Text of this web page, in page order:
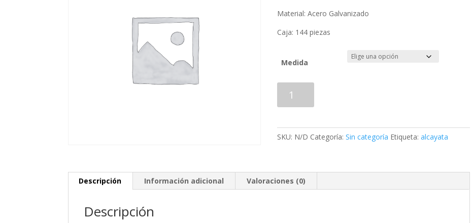
Material: Acero Galvanizado
Caja: 144 piezas
Medida
Espiga
SKU: N/D Categoría:Sin categoría Etiqueta:alcayata
Descripción Información adicional Valoraciones (0)
Descripción